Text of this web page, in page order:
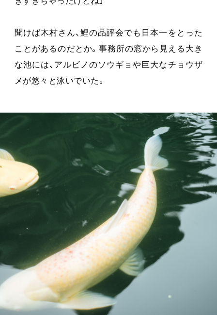
聞けば木村さん、鯉の品評会でも日本一をとった
ことがあるのだとか。事務所の窓から見える大き
な池には、アルビノのソウギョや巨大なチョウザ
メが悠々と泳いでいた。